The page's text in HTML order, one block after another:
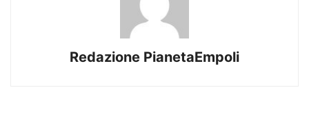
Redazione PianetaEmpoli